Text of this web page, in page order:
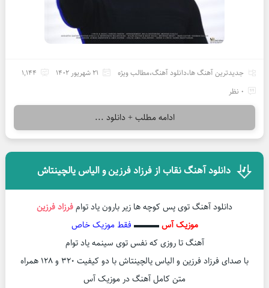
جدیدترین آهنگ ها،دانلود آهنگ،مطالب ویژه 21 شهریور 1402
1,144
0 نظر
ادامه مطلب + دانلود ...
دانلود آهنگ نقاب از فرزاد فرزین و الیاس یالچینتاش
دانلود آهنگ توی پس کوچه ها زیر بارون یاد توامفرزاد فرزین
موزیک آس▬▬▬ فقط موزیک خاص
آهنگ تا روزی که نفس توی سینمه یاد توام
با صدای فرزاد فرزین و الیاس یالچینتاش با دو کیفیت ۳۲۰ و ۱۲۸ همراه
متن کامل آهنگ در موزیک آس